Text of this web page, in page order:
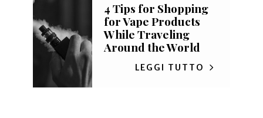
4 Tips for Shopping
for Vape Products
While Traveling
Around the World
LEGGI TUTTO